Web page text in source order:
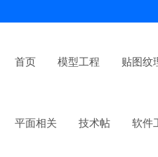
首页 模型工程 贴图纹
平面相关 技术帖 软件